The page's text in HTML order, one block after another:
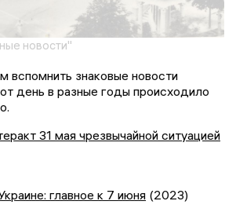
новости"
вспомнить знаковые новости
день в разные годы происходило
31 мая чрезвычайной ситуацией
главное к 7 июня (2023)